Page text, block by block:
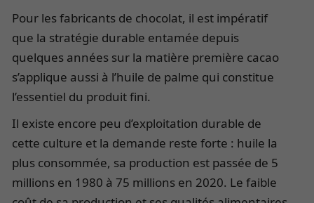
Pour les fabricants de chocolat, il est impératif
que la stratégie durable entamée depuis
quelques années sur la matière première cacao
s’applique aussi à l’huile de palme qui constitue
l’essentiel du produit fini.
Il existe encore peu d’exploitation durable de
cette culture et la demande reste forte : huile la
plus consommée, sa production est passée de 5
millions en 1980 à 75 millions en 2020. Le faible